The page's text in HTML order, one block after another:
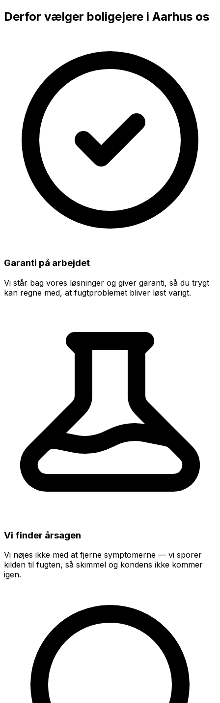
Derfor vælger boligejere i Aarhus os
Garanti på arbejdet
Vi står bag vores løsninger og giver garanti, så du trygt
kan regne med, at fugtproblemet bliver løst varigt.
Vi finder årsagen
Vi nøjes ikke med at fjerne symptomerne — vi sporer
kilden til fugten, så skimmel og kondens ikke kommer
igen.